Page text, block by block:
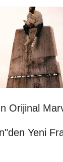
Orijinal
Yeni